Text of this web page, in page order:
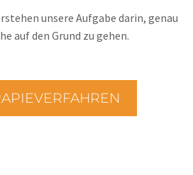
unsere Aufgabe darin, genau
auf den Grund zu gehen.